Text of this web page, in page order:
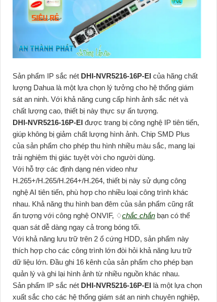
Sản phẩm IP sắc nét DHI-NVR5216-16P-EI của hãng chất
lượng Dahua là một lựa chọn lý tưởng cho hệ thống giám
sát an ninh. Với khả năng cung cấp hình ảnh sắc nét và
chất lượng cao, thiết bị này thực sự ấn tượng.
DHI-NVR5216-16P-EI được trang bị công nghệ IP tiên tiến,
giúp không bị giảm chất lượng hình ảnh. Chip SMD Plus
của sản phẩm cho phép thu hình nhiều màu sắc, mang lại
trải nghiệm thị giác tuyệt vời cho người dùng.
Với hỗ trợ các định dạng nén video như
H.265+/H.265/H.264+/H.264, thiết bị này sử dụng công
nghệ AI tiên tiến, phù hợp cho nhiều loại công trình khác
nhau. Khả năng thu hình ban đêm của sản phẩm cũng rất
ấn tượng với công nghệ ONVIF, ♢chắc chắn bạn có thể
quan sát dễ dàng ngay cả trong bóng tối.
Với khả năng lưu trữ trên 2 ổ cứng HDD, sản phẩm này
thích hợp cho các công trình lớn đòi hỏi khả năng lưu trữ
dữ liệu lớn. Đầu ghi 16 kênh của sản phẩm cho phép bạn
quản lý và ghi lại hình ảnh từ nhiều nguồn khác nhau.
Sản phẩm IP sắc nét DHI-NVR5216-16P-EI là một lựa chọn
xuất sắc cho các hệ thống giám sát an ninh chuyên nghiệp,